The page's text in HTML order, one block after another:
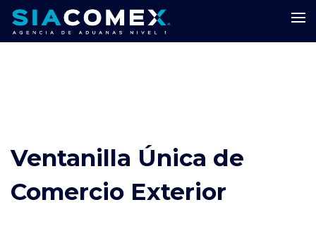
Ventanilla Única de
Comercio Exterior